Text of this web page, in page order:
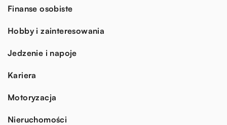
Finanse osobiste
Hobby i zainteresowania
Jedzenie i napoje
Kariera
Motoryzacja
Nieruchomości